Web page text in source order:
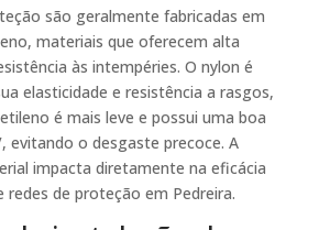
são geralmente fabricadas em
materiais que oferecem alta
às intempéries. O nylon é
elasticidade e resistência a rasgos,
é mais leve e possui uma boa
evitando o desgaste precoce. A
impacta diretamente na eficácia
redes de proteção em Pedreira.